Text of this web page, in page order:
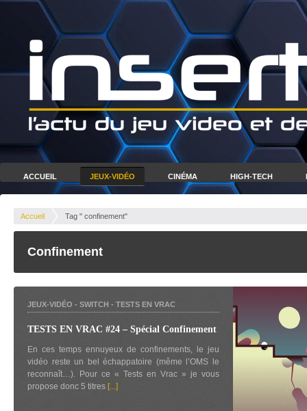
ACCUEIL JEUX-VIDÉO CINÉMA HIGH-TECH
Accueil Tag " confinement"
Confinement
JEUX-VIDÉO - SWITCH - TESTS EN VRAC
TESTS EN VRAC #24 – Spécial Confinement
En ces temps ennuyeux de confinements, le jeu
vidéo reste un bel échappatoire (même l’OMS le
reconnaît…). Pour ce « Tests en Vrac » je vous
propose donc 5 titres [...]